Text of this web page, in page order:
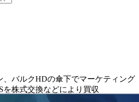
、バルクHDの傘下でマーケティング
を株式交換などにより買収